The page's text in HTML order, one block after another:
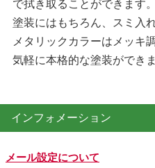
で拭き取ることができます。
塗装にはもちろん、スミ入
メタリックカラーはメッキ
気軽に本格的な塗装ができま
インフォメーション
メール設定について